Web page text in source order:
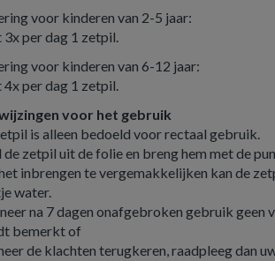
voor kinderen van 2-5 jaar:
3x per dag 1 zetpil.
voor kinderen van 6-12 jaar:
4x per dag 1 zetpil.
voor het gebruik
is alleen bedoeld voor rectaal gebruik.
de zetpil uit de folie en breng hem met de
inbrengen te vergemakkelijken kan de
water.
na 7 dagen onafgebroken gebruik geen
bemerkt of
de klachten terugkeren, raadpleeg dan